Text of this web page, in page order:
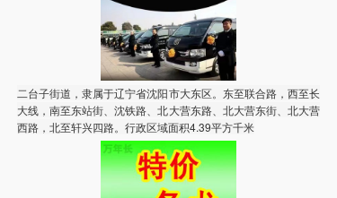
二台子街道，隶属于辽宁省沈阳市大东区。东至联合路，西至长
大线，南至东站街、沈铁路、北大营东路、北大营东街、北大营
西路，北至轩兴四路。行政区域面积4.39平方千米